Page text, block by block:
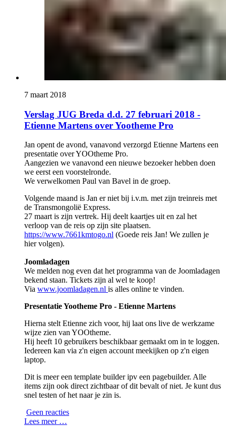
7 maart 2018
Verslag JUG Breda d.d. 27 februari 2018 -
Etienne Martens over Yootheme Pro
Jan opent de avond, vanavond verzorgd Etienne Martens een
presentatie over YOOtheme Pro.
Aangezien we vanavond een nieuwe bezoeker hebben doen
we eerst een voorstelronde.
We verwelkomen Paul van Bavel in de groep.
Volgende maand is Jan er niet bij i.v.m. met zijn treinreis met
de Transmongolië Express.
27 maart is zijn vertrek. Hij deelt kaartjes uit en zal het
verloop van de reis op zijn site plaatsen.
https://www.7661kmtogo.nl (Goede reis Jan! We zullen je
hier volgen).
Joomladagen
We melden nog even dat het programma van de Joomladagen
bekend staan. Tickets zijn al wel te koop!
Via www.joomladagen.nl is alles online te vinden.
Presentatie Yootheme Pro - Etienne Martens
Hierna stelt Etienne zich voor, hij laat ons live de werkzame
wijze zien van YOOtheme.
Hij heeft 10 gebruikers beschikbaar gemaakt om in te loggen.
Iedereen kan via z'n eigen account meekijken op z'n eigen
laptop.
Dit is meer een template builder ipv een pagebuilder. Alle
items zijn ook direct zichtbaar of dit bevalt of niet. Je kunt dus
snel testen of het naar je zin is.
Geen reacties
Lees meer …